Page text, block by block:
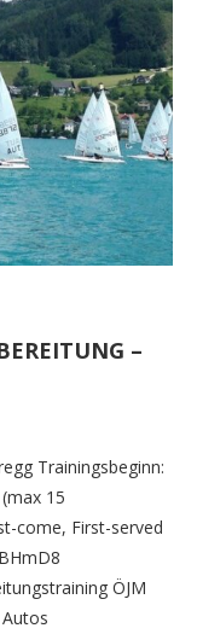
–
Trainingsbeginn:
15
come, First-served
ÖJM